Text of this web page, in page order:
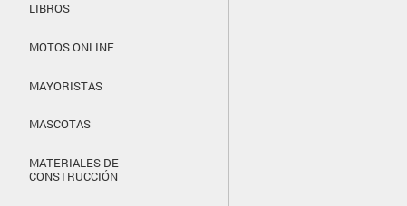
LIBROS
MOTOS ONLINE
MAYORISTAS
MASCOTAS
MATERIALES DE
CONSTRUCCIÓN